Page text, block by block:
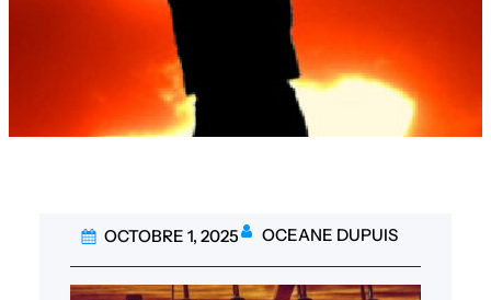
OCTOBRE 1, 2025 OCEANE DUPUIS